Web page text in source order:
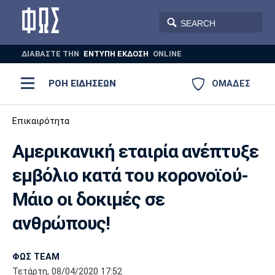
ΔΙΑΒΑΣΤΕ THN ΕΝΤΥΠΗ ΕΚΔΟΣΗ ONLINE
ΟΜΑΔΕΣ
ΡΟΗ ΕΙΔΗΣΕΩΝ
ΠΟΔΟΣΦΑΙΡΟ
ΠΟΛΟ
AUTO-MOTO PLUS
Ποδόσφαιρο
Super League 1
Super League 2
Γ Εθνική
Μπάσκετ
Ελλάδα
Εθνική
Ολυμπιακοί Αγώνες
Ολυμπιακός ΑΕΚ ΠΑΟΚ
Επικαιρότητα
Αμερικανική εταιρία ανέπτυξε
εμβόλιο κατά του κορονοϊού-
Μάιο οι δοκιμές σε
ανθρώπους!
ΦΩΣ TEAM
Τετάρτη, 08/04/2020 17:52